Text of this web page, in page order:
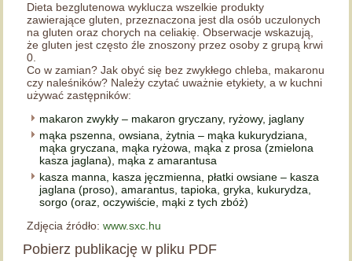
Dieta bezglutenowa wyklucza wszelkie produkty
zawierające gluten, przeznaczona jest dla osób uczulonych
na gluten oraz chorych na celiakię. Obserwacje wskazują,
że gluten jest często źle znoszony przez osoby z grupą krwi
0.
Co w zamian? Jak obyć się bez zwykłego chleba, makaronu
czy naleśników? Należy czytać uważnie etykiety, a w kuchni
używać zastępników:
makaron zwykły – makaron gryczany, ryżowy, jaglany
mąka pszenna, owsiana, żytnia – mąka kukurydziana,
mąka gryczana, mąka ryżowa, mąka z prosa (zmielona
kasza jaglana), mąka z amarantusa
kasza manna, kasza jęczmienna, płatki owsiane – kasza
jaglana (proso), amarantus, tapioka, gryka, kukurydza,
sorgo (oraz, oczywiście, mąki z tych zbóż)
Zdjęcia źródło:www.sxc.hu
Pobierz publikację w pliku PDF